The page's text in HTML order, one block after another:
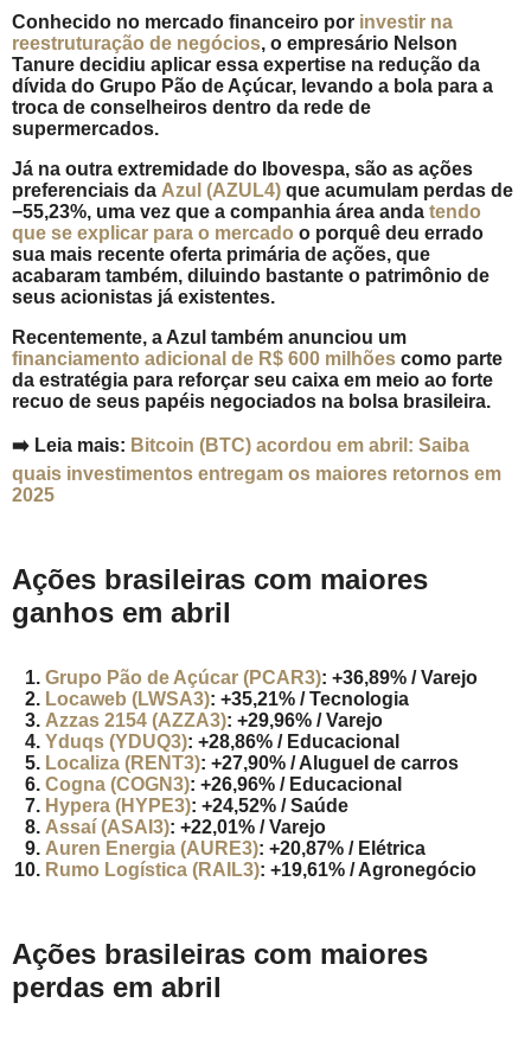
Conhecido no mercado financeiro por investir na
reestruturação de negócios, o empresário Nelson
Tanure decidiu aplicar essa expertise na redução da
dívida do Grupo Pão de Açúcar, levando a bola para a
troca de conselheiros dentro da rede de
supermercados.
Já na outra extremidade do Ibovespa, são as ações
preferenciais da Azul (AZUL4) que acumulam perdas de
−55,23%, uma vez que a companhia área anda tendo
que se explicar para o mercado o porquê deu errado
sua mais recente oferta primária de ações, que
acabaram também, diluindo bastante o patrimônio de
seus acionistas já existentes.
Recentemente, a Azul também anunciou um
financiamento adicional de R$ 600 milhões como parte
da estratégia para reforçar seu caixa em meio ao forte
recuo de seus papéis negociados na bolsa brasileira.
➡️ Leia mais: Bitcoin (BTC) acordou em abril: Saiba
quais investimentos entregam os maiores retornos em
2025
Ações brasileiras com maiores
ganhos em abril
Grupo Pão de Açúcar (PCAR3): +36,89% / Varejo
Locaweb (LWSA3): +35,21% / Tecnologia
Azzas 2154 (AZZA3): +29,96% / Varejo
Yduqs (YDUQ3): +28,86% / Educacional
Localiza (RENT3): +27,90% / Aluguel de carros
Cogna (COGN3): +26,96% / Educacional
Hypera (HYPE3): +24,52% / Saúde
Assaí (ASAI3): +22,01% / Varejo
Auren Energia (AURE3): +20,87% / Elétrica
Rumo Logística (RAIL3): +19,61% / Agronegócio
Ações brasileiras com maiores
perdas em abril